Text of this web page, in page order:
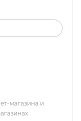
магазина и